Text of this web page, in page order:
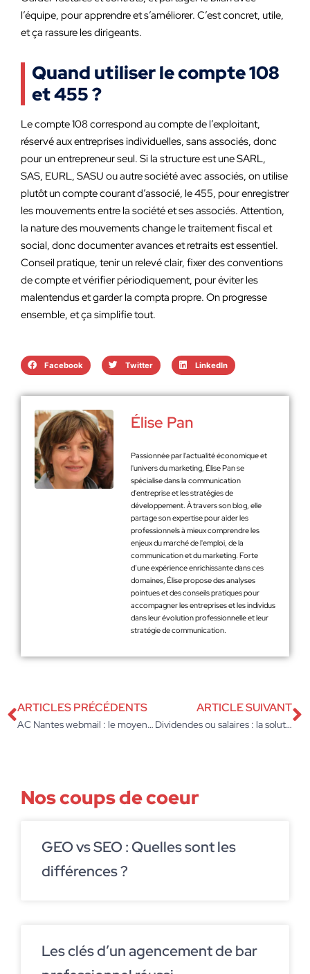
l’équipe, pour apprendre et s’améliorer. C’est concret, utile,
et ça rassure les dirigeants.
Quand utiliser le compte 108
et 455 ?
Le compte 108 correspond au compte de l’exploitant,
réservé aux entreprises individuelles, sans associés, donc
pour un entrepreneur seul. Si la structure est une SARL,
SAS, EURL, SASU ou autre société avec associés, on utilise
plutôt un compte courant d’associé, le 455, pour enregistrer
les mouvements entre la société et ses associés. Attention,
la nature des mouvements change le traitement fiscal et
social, donc documenter avances et retraits est essentiel.
Conseil pratique, tenir un relevé clair, fixer des conventions
de compte et vérifier périodiquement, pour éviter les
malentendus et garder la compta propre. On progresse
ensemble, et ça simplifie tout.
Facebook Twitter LinkedIn
Élise Pan
Passionnée par l'actualité économique et
l'univers du marketing, Élise Pan se
spécialise dans la communication
d'entreprise et les stratégies de
développement. À travers son blog, elle
partage son expertise pour aider les
professionnels à mieux comprendre les
enjeux du marché de l'emploi, de la
communication et du marketing. Forte
d’une expérience enrichissante dans ces
domaines, Élise propose des analyses
pointues et des conseils pratiques pour
accompagner les entreprises et les individus
dans leur évolution professionnelle et leur
stratégie de communication.
ARTICLES PRÉCÉDENTS
AC Nantes webmail : le moyen le plus rapide pour se connecter ?
ARTICLE SUIVANT
Dividendes ou salaires : la solution selon votre statut juridique
Nos coups de coeur
GEO vs SEO : Quelles sont les
différences ?
Les clés d’un agencement de bar